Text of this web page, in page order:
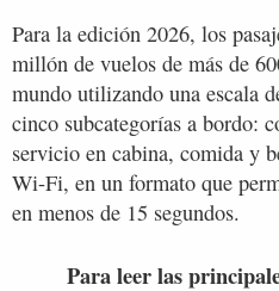
Para la edición 2026, los
millón de vuelos de más de
mundo utilizando una escala
cinco subcategorías a bordo:
servicio en cabina, comida y
Wi-Fi, en un formato que
en menos de 15 segundos.
Para leer las